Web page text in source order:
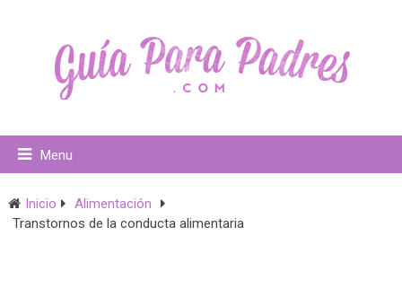
Menu
Inicio
Alimentación
Transtornos de la conducta alimentaria